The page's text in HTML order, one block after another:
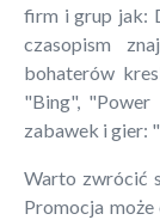
firm i grup jak:
czasopism
bohaterów
"Bing", "Power
zabawek i gier:
Warto zwrócić
Promocja może